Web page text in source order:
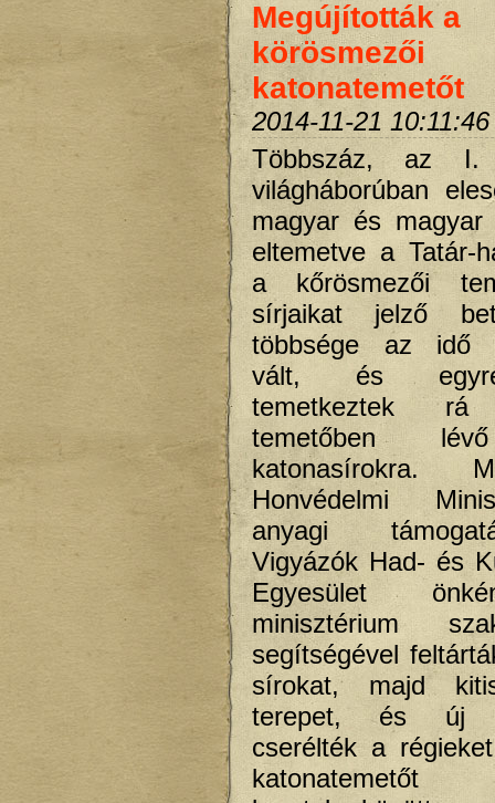
Megújították a
körösmezői
katonatemetőt
2014-11-21 10:11:46
Többszáz, az
világháborúban
magyar és magyar
eltemetve a Tatár-
a kőrösmezői
sírjaikat jelző
többsége az idő
vált, és
temetkeztek
temetőben
katonasírokra.
Honvédelmi
anyagi
Vigyázók Had- és
Egyesület
minisztérium
segítségével
sírokat, majd
terepet, és új
cserélték a
katonatemetőt